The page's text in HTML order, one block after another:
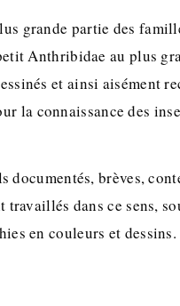
grande partie des
Anthribidae au plus
et ainsi aisément
la connaissance des
brèves,
dans ce sens,
en couleurs et dessins.